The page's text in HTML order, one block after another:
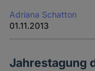
Adriana Schatton
01.11.2013
Jahrestagung